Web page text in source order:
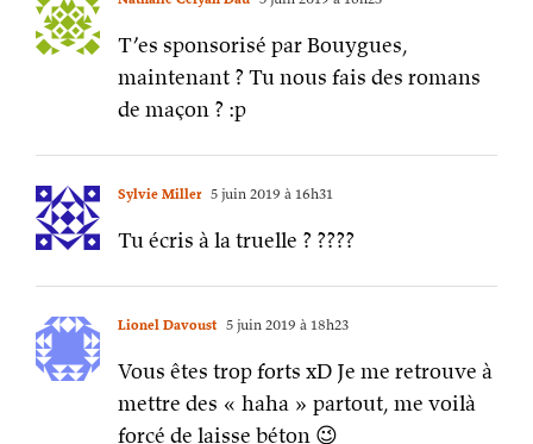
T’es sponsorisé par Bouygues,
maintenant ? Tu nous fais des romans
de maçon ? :p
Sylvie Miller 5 juin 2019 à 16h31
Tu écris à la truelle ? ????
Lionel Davoust 5 juin 2019 à 18h23
Vous êtes trop forts xD Je me retrouve à
mettre des « haha » partout, me voilà
forcé de laisse béton 😉